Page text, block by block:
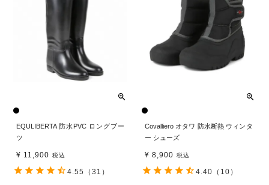
EQULIBERTA 防水PVC ロングブー
ツ
¥ 11,900 税込
4.55 （31）
Covalliero オタワ 防水断熱 ウィンタ
ー シューズ
¥ 8,900 税込
4.40 （10）